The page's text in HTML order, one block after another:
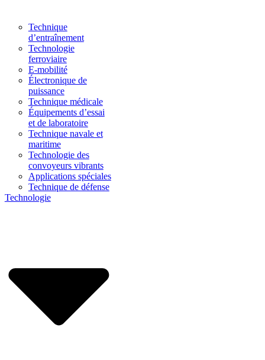
Technique
d’entraînement
Technologie
ferroviaire
E-mobilité
Électronique de
puissance
Technique médicale
Équipements d’essai
et de laboratoire
Technique navale et
maritime
Technologie des
convoyeurs vibrants
Applications spéciales
Technique de défense
Technologie